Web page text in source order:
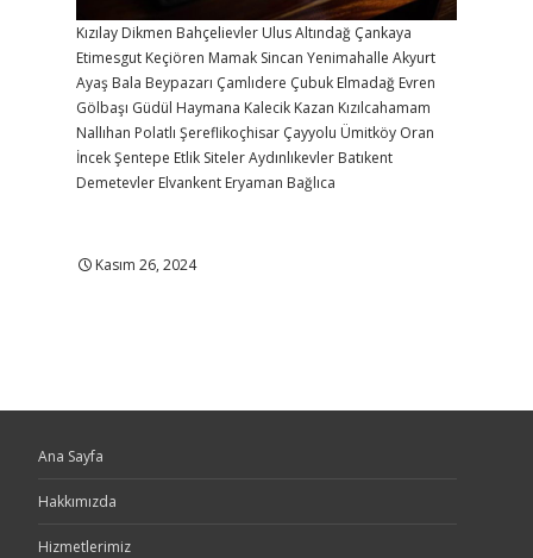
Kızılay Dikmen Bahçelievler UlusAltındağ Çankaya
Etimesgut Keçiören Mamak Sincan Yenimahalle Akyurt
Ayaş Bala Beypazarı Çamlıdere Çubuk Elmadağ Evren
Gölbaşı Güdül Haymana Kalecik Kazan Kızılcahamam
Nallıhan Polatlı Şereflikoçhisar Çayyolu Ümitköy Oran
İncekŞentepe Etlik SitelerAydınlıkevler Batıkent
Demetevler Elvankent Eryaman Bağlıca
Kasım 26, 2024
Ana Sayfa
Hakkımızda
Hizmetlerimiz